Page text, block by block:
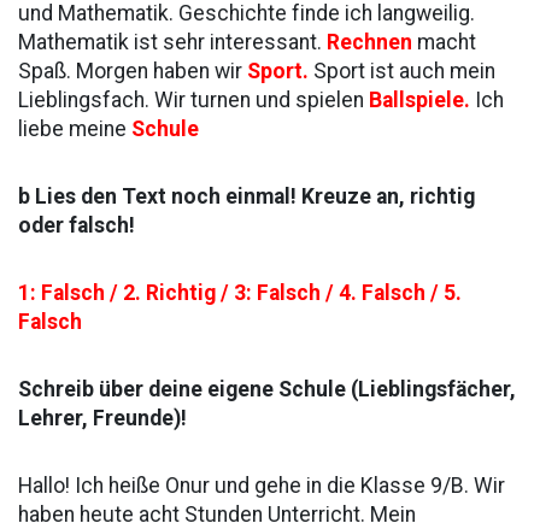
und Mathematik. Geschichte finde ich langweilig.
Mathematik ist sehr interessant. Rechnen macht
Spaß. Morgen haben wir Sport. Sport ist auch mein
Lieblingsfach. Wir turnen und spielen Ballspiele. Ich
liebe meine Schule
b Lies den Text noch einmal! Kreuze an, richtig
oder falsch!
1: Falsch / 2. Richtig / 3: Falsch / 4. Falsch / 5.
Falsch
Schreib über deine eigene Schule (Lieblingsfächer,
Lehrer, Freunde)!
Hallo! Ich heiße Onur und gehe in die Klasse 9/B. Wir
haben heute acht Stunden Unterricht. Mein